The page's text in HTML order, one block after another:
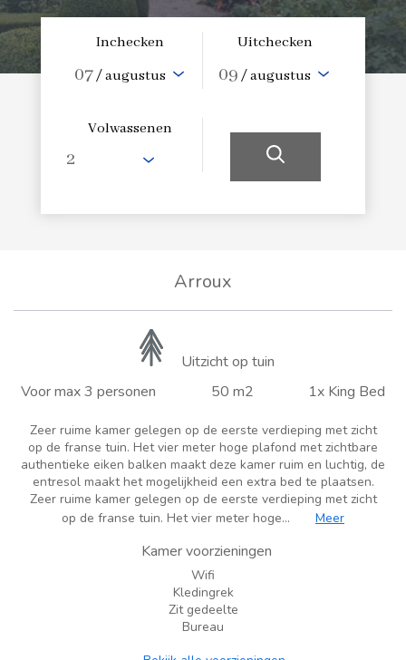
Inchecken
07/ augustus
Uitchecken
09 / augustus
Volwassenen
Arroux
Uitzicht op tuin
Voor max 3 personen
50 m2 1x King Bed
Zeer ruime kamer gelegen op de eerste verdieping met zicht
op de franse tuin. Het vier meter hoge plafond met zichtbare
authentieke eiken balken maakt deze kamer ruim en luchtig, de
entresol maakt het mogelijkheid een extra bed te plaatsen.
Zeer ruime kamer gelegen op de eerste verdieping met zicht
op de franse tuin. Het vier meter hoge...
Meer
Kamer voorzieningen
Wifi
Kledingrek
Zit gedeelte
Bureau